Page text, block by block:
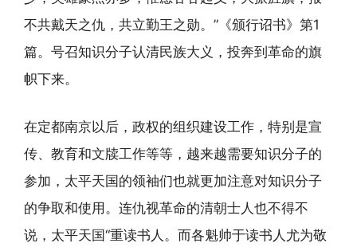
不共戴天之仇，共立勤王之勋。”《颁行诏书》第1
篇。号召知识分子认清民族大义，投奔到革命的旗
帜下来。
在定都南京以后，政权的组织建设工作，特别是宣
传、教育和文牍工作等等，越来越需要知识分子的
参加，太平天国的领袖们也就更加注意对知识分子
的争取和使用。连仇视革命的清朝士人也不得不
说，太平天国“重读书人。而各魁帅于读书人尤为敬